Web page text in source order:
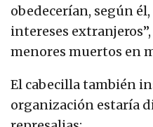
obedecerían, según
intereses
menores muertos en
El cabecilla también
organización estaría